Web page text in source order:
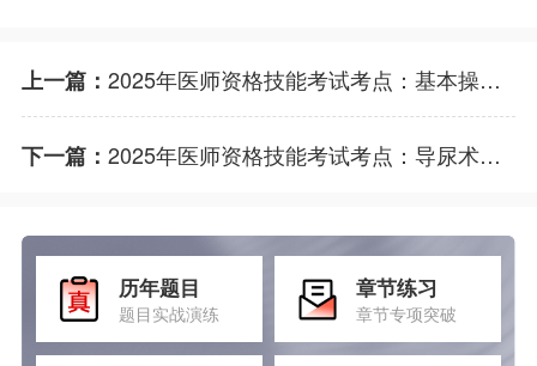
上一篇： 2025年医师资格技能考试考点：基本操作-铺巾易错点
下一篇： 2025年医师资格技能考试考点：导尿术易错点
历年题目
题目实战演练
章节练习
章节专项突破